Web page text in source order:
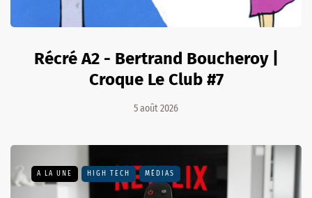
Récré A2 - Bertrand Boucheroy |
Croque Le Club #7
5 août 2026
A LA UNE HIGH TECH MÉDIAS